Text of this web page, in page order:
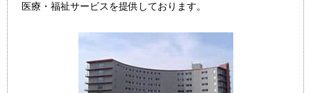
医療・福祉サービスを提供しております。